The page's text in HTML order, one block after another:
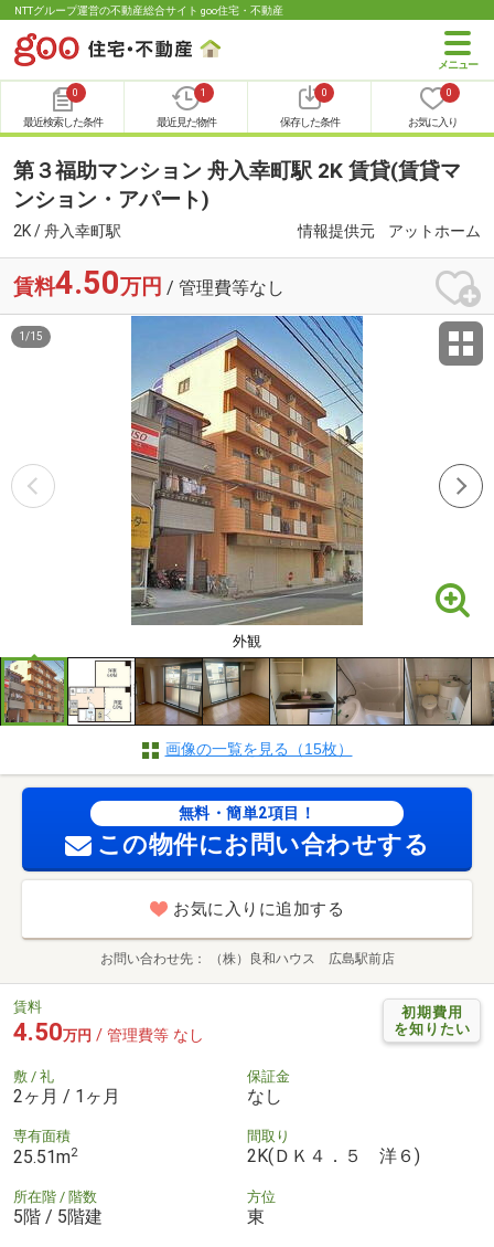
NTTグループ運営の不動産総合サイト goo住宅・不動産
0
最近検索した条件
1
最近見た物件
0
保存した条件
0
お気に入り
第３福助マンション 舟入幸町駅 2K 賃貸(賃貸マ
ンション・アパート)
2K / 舟入幸町駅 情報提供元 アットホーム
賃料4.50万円 / 管理費等なし
外観
1 /15
画像の一覧を見る（15枚）
無料・簡単2項目！
この物件にお問い合わせする
お気に入りに追加する
お問い合わせ先 （株）良和ハウス 広島駅前店
初期費用
を知りたい
賃料
4.50万円 / 管理費等 なし
敷 / 礼
2ヶ月 / 1ヶ月
保証金
なし
専有面積
25.51m2
間取り
2K(ＤＫ４．５ 洋６)
所在階 / 階数
5階 / 5階建
方位
東